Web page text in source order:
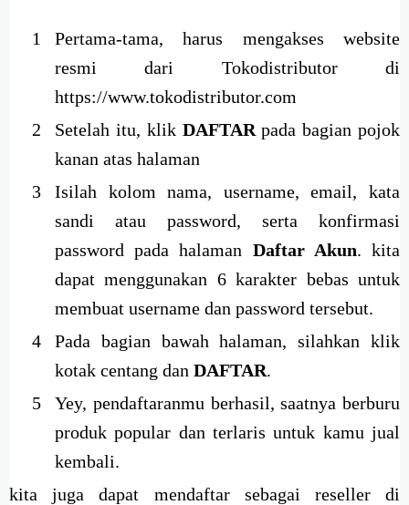
Pertama-tama, harus mengakses website
resmi dari Tokodistributor di
https://www.tokodistributor.com
Setelah itu, klik DAFTAR pada bagian pojok
kanan atas halaman
Isilah kolom nama, username, email, kata
sandi atau password, serta konfirmasi
password pada halaman Daftar Akun. kita
dapat menggunakan 6 karakter bebas untuk
membuat username dan password tersebut.
Pada bagian bawah halaman, silahkan klik
kotak centang dan DAFTAR.
Yey, pendaftaranmu berhasil, saatnya berburu
produk popular dan terlaris untuk kamu jual
kembali.
kita juga dapat mendaftar sebagai reseller di